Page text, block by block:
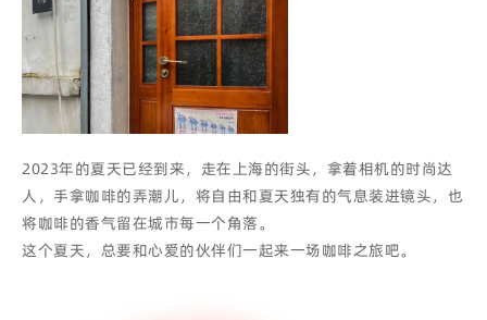
2023年的夏天已经到来，走在上海的街头，拿着相机的时尚达
人，手拿咖啡的弄潮儿，将自由和夏天独有的气息装进镜头，也
将咖啡的香气留在城市每一个角落。
这个夏天，总要和心爱的伙伴们一起来一场咖啡之旅吧。